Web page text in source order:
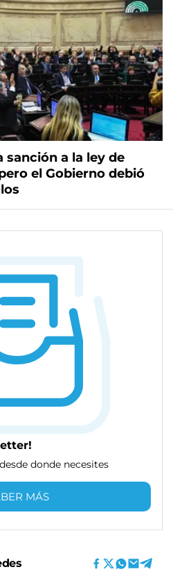
sanción a la ley de
el Gobierno debió
donde necesites
MÁS